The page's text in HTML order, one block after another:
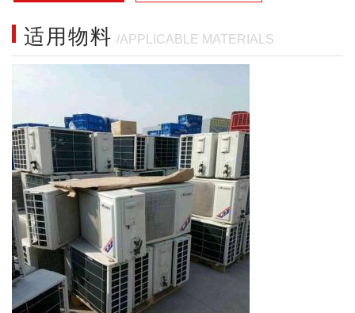
适用物料 /APPLICABLE MATERIALS